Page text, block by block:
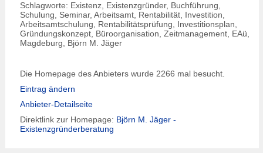
Schlagworte: Existenz, Existenzgründer, Buchführung,
Schulung, Seminar, Arbeitsamt, Rentabilität, Investition,
Arbeitsamtschulung, Rentabilitätsprüfung, Investitionsplan,
Gründungskonzept, Büroorganisation, Zeitmanagement, EAü,
Magdeburg, Björn M. Jäger
Die Homepage des Anbieters wurde 2266 mal besucht.
Eintrag ändern
Anbieter-Detailseite
Direktlink zur Homepage: Björn M. Jäger -
Existenzgründerberatung